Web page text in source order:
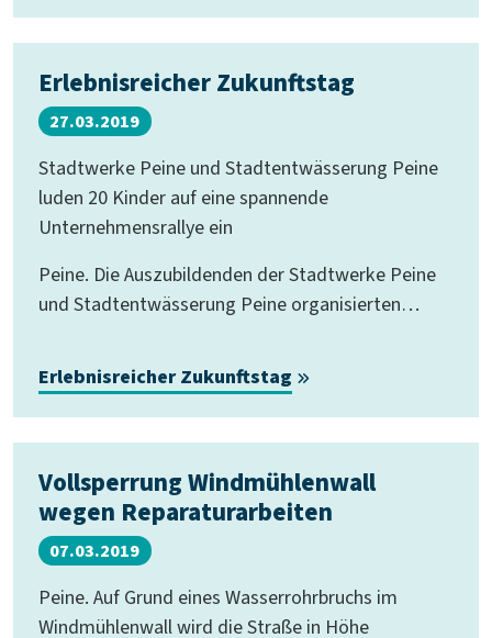
Erlebnisreicher Zukunftstag
27.03.2019
Stadtwerke Peine und Stadtentwässerung Peine
luden 20 Kinder auf eine spannende
Unternehmensrallye ein
Peine. Die Auszubildenden der Stadtwerke Peine
und Stadtentwässerung Peine organisierten…
Erlebnisreicher Zukunftstag
Vollsperrung Windmühlenwall
wegen Reparaturarbeiten
07.03.2019
Peine. Auf Grund eines Wasserrohrbruchs im
Windmühlenwall wird die Straße in Höhe